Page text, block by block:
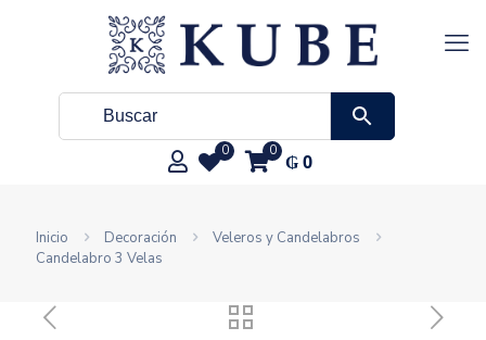
0 0 ₲0
Inicio Decoración
Veleros y Candelabros
Candelabro 3 Velas